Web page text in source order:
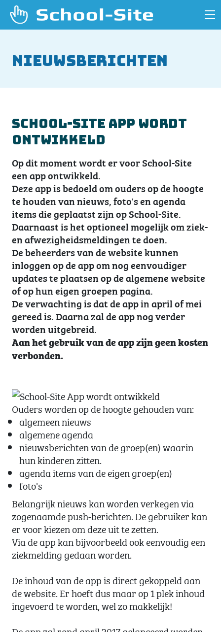
Nieuwsberichten
School-Site App wordt
ontwikkeld
Op dit moment wordt er voor School-Site
een app ontwikkeld.
Deze app is bedoeld om ouders op de hoogte
te houden van nieuws, foto's en agenda
items die geplaatst zijn op School-Site.
Daarnaast is het optioneel mogelijk om ziek-
en afwezigheidsmeldingen te doen.
De beheerders van de website kunnen
inloggen op de app om nog eenvoudiger
updates te plaatsen op de algemene website
of op hun eigen groepen pagina.
De verwachting is dat de app in april of mei
gereed is. Daarna zal de app nog verder
worden uitgebreid.
Aan het gebruik van de app zijn geen kosten
verbonden.
Ouders worden op de hoogte gehouden van:
algemeen nieuws
algemene agenda
nieuwsberichten van de groep(en) waarin
hun kinderen zitten.
agenda items van de eigen groep(en)
foto's
Belangrijk nieuws kan worden verkegen via
zogenaamde push-berichten. De gebruiker kan
er voor kiezen om deze uit te zetten.
Via de app kan bijvoorbeeld ook eenvoudig een
ziekmelding gedaan worden.
De inhoud van de app is direct gekoppeld aan
de website. Er hoeft dus maar op 1 plek inhoud
ingevoerd te worden, wel zo makkelijk!